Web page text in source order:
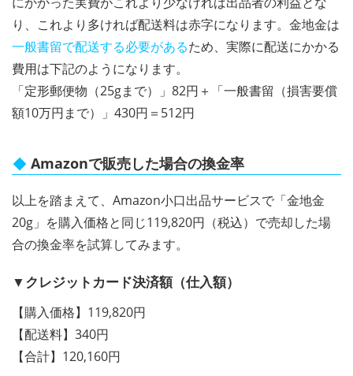
り、これより多ければ配送料は赤字になります。金地金は
一般書留で配送する必要があるため、実際に配送にかかる
費用は下記のようになります。
「定形郵便物（25gまで）」82円＋「一般書留（損害要償
額10万円まで）」430円＝512円
Amazonで販売した場合の換金率
以上を踏まえて、Amazon小口出品サービスで「金地金
20g」を購入価格と同じ119,820円（税込）で売却した場
合の換金率を試算してみます。
▼クレジットカード決済額（仕入額）
【購入価格】119,820円
【配送料】340円
【合計】120,160円